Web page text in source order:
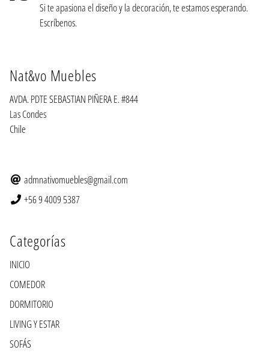
Si te apasiona el diseño y la decoración, te estamos esperando.
Escríbenos.
Nat&vo Muebles
AVDA. PDTE SEBASTIAN PIÑERA E. #844
Las Condes
Chile
admnativomuebles@gmail.com
+56 9 4009 5387
Categorías
INICIO
COMEDOR
DORMITORIO
LIVING Y ESTAR
SOFÁS